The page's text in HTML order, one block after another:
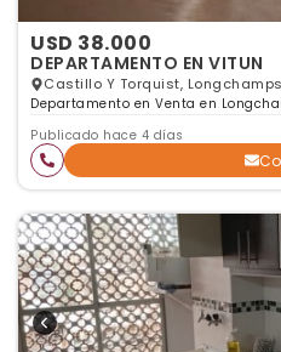
USD 38.000
DEPARTAMENTO EN VITUN
Castillo Y Torquist,
Departamento en Venta en
Publicado hace 4 días